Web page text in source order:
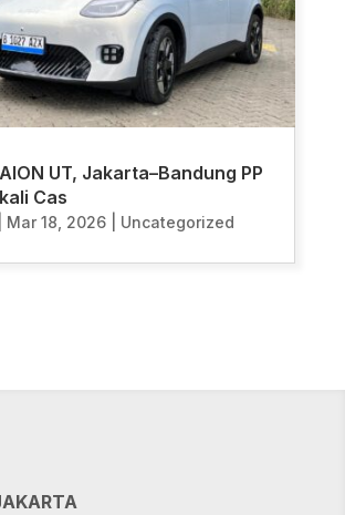
UT, Jakarta–Bandung PP
Cas
Mar 18, 2026| Uncategorized